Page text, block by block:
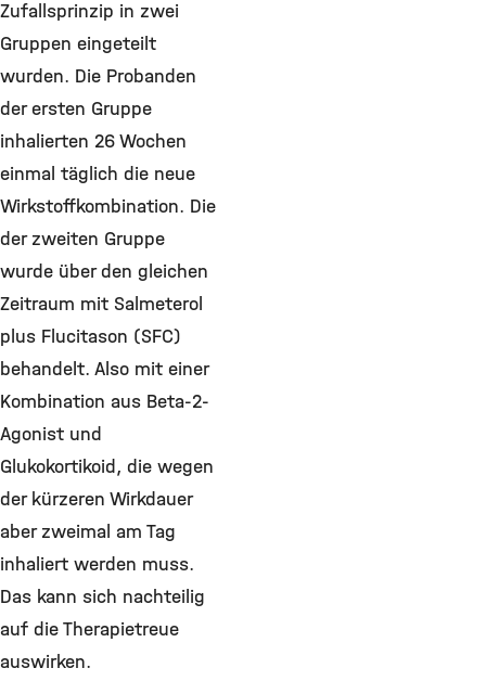
Zufallsprinzip in zwei
Gruppen eingeteilt
wurden. Die Probanden
der ersten Gruppe
inhalierten 26 Wochen
einmal täglich die neue
Wirkstoffkombination. Die
der zweiten Gruppe
wurde über den gleichen
Zeitraum mit Salmeterol
plus Flucitason (SFC)
behandelt. Also mit einer
Kombination aus Beta-2-
Agonist und
Glukokortikoid, die wegen
der kürzeren Wirkdauer
aber zweimal am Tag
inhaliert werden muss.
Das kann sich nachteilig
auf die Therapietreue
auswirken.